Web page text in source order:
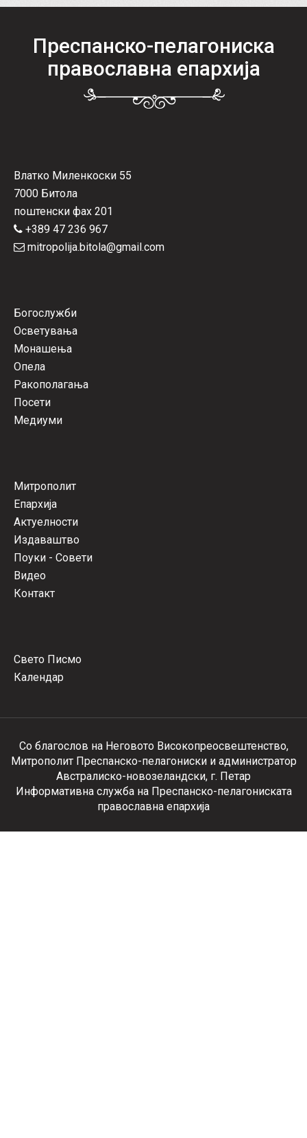
Преспанско-пелагониска
православна епархија
Влатко Миленкоски 55
7000 Битола
поштенски фах 201
+389 47 236 967
mitropolija.bitola@gmail.com
Богослужби
Осветувања
Монашења
Опела
Ракополагања
Посети
Медиуми
Митрополит
Епархија
Актуелности
Издаваштво
Поуки - Совети
Видео
Контакт
Свето Писмо
Календар
Со благослов на Неговото Високопреосвештенство,
Митрополит Преспанско-пелагониски и администратор
Австралиско-новозеландски, г. Петар
Информативна служба на Преспанско-пелагониската
православна епархија